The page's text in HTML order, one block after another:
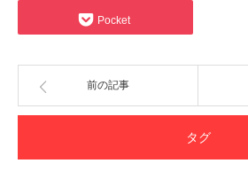
Pocket
前の記事
タグ